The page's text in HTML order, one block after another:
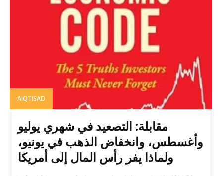
AIQTISAD
مقابلة: التصعيد في شهري يوليو
وأغسطس، وانخفاض الذهب في يونيو،
ولماذا يفر رأس المال إلى أمريكا